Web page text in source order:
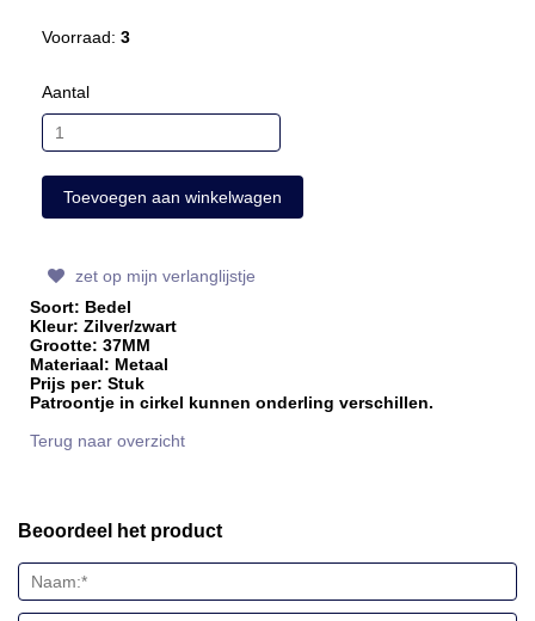
Voorraad: 3
Aantal
zet op mijn verlanglijstje
Soort: Bedel
Kleur: Zilver/zwart
Grootte: 37MM
Materiaal: Metaal
Prijs per: Stuk
Patroontje in cirkel kunnen onderling verschillen.
Terug naar overzicht
Beoordeel het product